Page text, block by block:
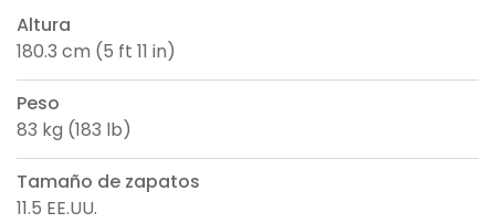
Altura
180.3 cm (5 ft 11 in)
Peso
83 kg (183 lb)
Tamaño de zapatos
11.5 EE.UU.